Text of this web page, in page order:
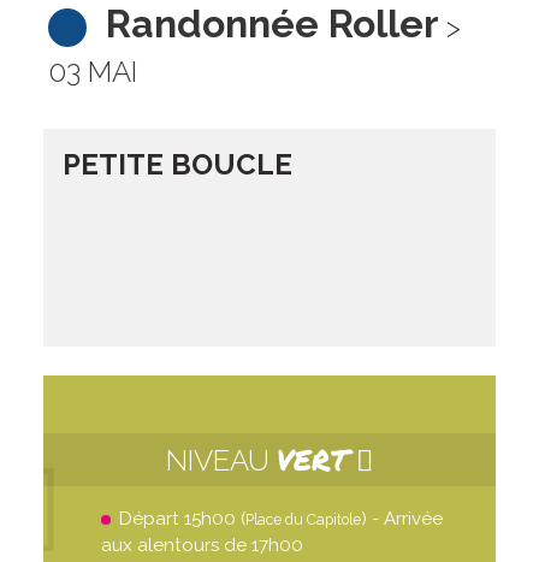
Randonnée Roller >
03 MAI
PETITE BOUCLE
NIVEAU VERT
Départ 15h00 (Place du Capitole) - Arrivée
aux alentours de 17h00